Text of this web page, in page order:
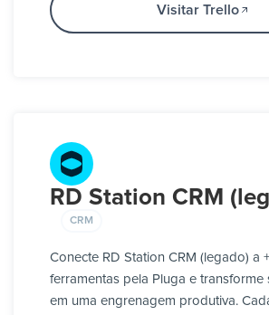
Visitar Trello
RD Station CRM
CRM
Conecte RD Station CRM (legado) a
ferramentas pela Pluga e transforme
em uma engrenagem produtiva.